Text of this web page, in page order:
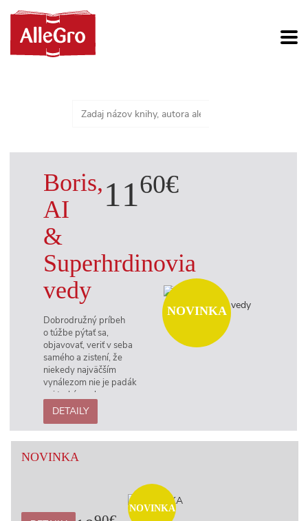
Boris,
AI
&
Superhrdinovia
vedy
1160€
Dobrodružný príbeh
o túžbe pýtať sa,
objavovať, veriť v seba
samého a zistení, že
niekedy najväčším
vynálezom nie je padák
ani turbína, ale
priateľstvo a odvaha žiť
najväčších slovenských
vedcov s komiksom.
DETAILY
NOVINKA
NOVINKA
NOVINKA